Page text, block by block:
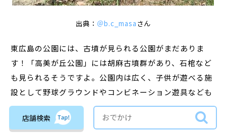
出典： ＠b.c_masa さん
東広島の公園には、古墳が見られる公園がまだありま
す！「高美が丘公園」には胡麻古墳群があり、石棺など
も見られるそうですよ。公園内は広く、子供が遊べる施
設として野球グラウンドやコンビネーション遊具なども
整備されています。
店舗検索